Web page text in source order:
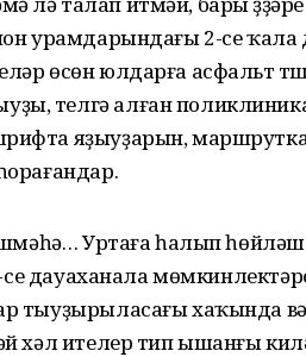
урамдарындағы 2-се ҡала
өсөн юлдарға асфальт
телгә алған
яҙыуҙарын,
Уртаға һалып
дауаханала
тыуҙырыласағы хаҡында
хәл ителер тип ышанғы